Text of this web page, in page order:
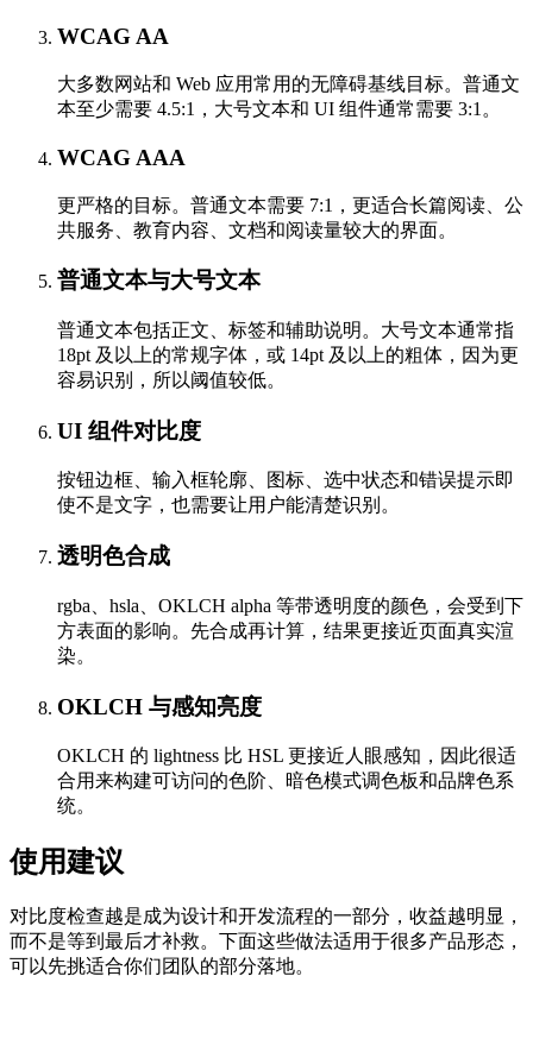
WCAG AA
大多数网站和 Web 应用常用的无障碍基线目标。普通文
本至少需要 4.5:1，大号文本和 UI 组件通常需要 3:1。
WCAG AAA
更严格的目标。普通文本需要 7:1，更适合长篇阅读、公
共服务、教育内容、文档和阅读量较大的界面。
普通文本与大号文本
普通文本包括正文、标签和辅助说明。大号文本通常指
18pt 及以上的常规字体，或 14pt 及以上的粗体，因为更
容易识别，所以阈值较低。
UI 组件对比度
按钮边框、输入框轮廓、图标、选中状态和错误提示即
使不是文字，也需要让用户能清楚识别。
透明色合成
rgba、hsla、OKLCH alpha 等带透明度的颜色，会受到下
方表面的影响。先合成再计算，结果更接近页面真实渲
染。
OKLCH 与感知亮度
OKLCH 的 lightness 比 HSL 更接近人眼感知，因此很适
合用来构建可访问的色阶、暗色模式调色板和品牌色系
统。
使用建议
对比度检查越是成为设计和开发流程的一部分，收益越明显，
而不是等到最后才补救。下面这些做法适用于很多产品形态，
可以先挑适合你们团队的部分落地。